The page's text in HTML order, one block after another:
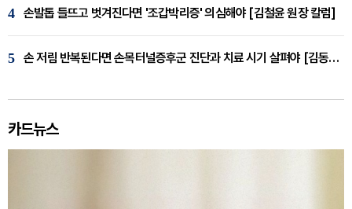
4 손발톱 들뜨고 벗겨진다면 '조갑박리증' 의심해야 [김철윤 원장 칼럼]
5 손 저림 반복된다면 손목터널증후군 진단과 치료 시기 살펴야 [김동현 원장 칼럼]
카드뉴스